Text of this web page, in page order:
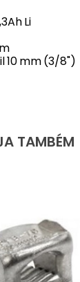
Li
10 mm (3/8")
TAMBÉM